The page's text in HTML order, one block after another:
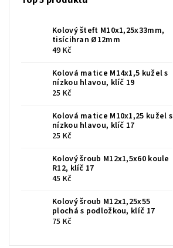
Kolový šteft M10x1,25x33mm,
tisícihran Ø12mm
49 Kč
Kolová matice M14x1,5 kužel s
nízkou hlavou, klíč 19
25 Kč
Kolová matice M10x1,25 kužel s
nízkou hlavou, klíč 17
25 Kč
Kolový šroub M12x1,5x60 koule
R12, klíč 17
45 Kč
Kolový šroub M12x1,25x55
plochá s podložkou, klíč 17
75 Kč